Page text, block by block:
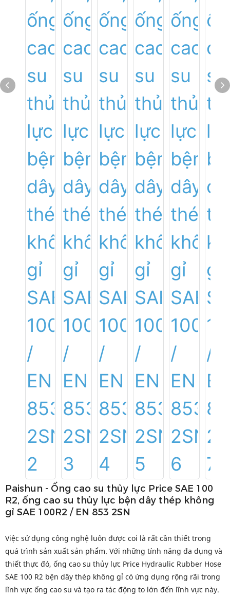
Paishun - Ống cao su thủy lực Price SAE 100
R2, ống cao su thủy lực bện dây thép không
gỉ SAE 100R2 / EN 853 2SN
Việc sử dụng công nghệ luôn được coi là rất cần thiết trong
quá trình sản xuất sản phẩm. Với những tính năng đa dụng và
thiết thực đó, ống cao su thủy lực Price Hydraulic Rubber Hose
SAE 100 R2 bện dây thép không gỉ có ứng dụng rộng rãi trong
lĩnh vực ống cao su và tạo ra tác động to lớn đến lĩnh vực này.